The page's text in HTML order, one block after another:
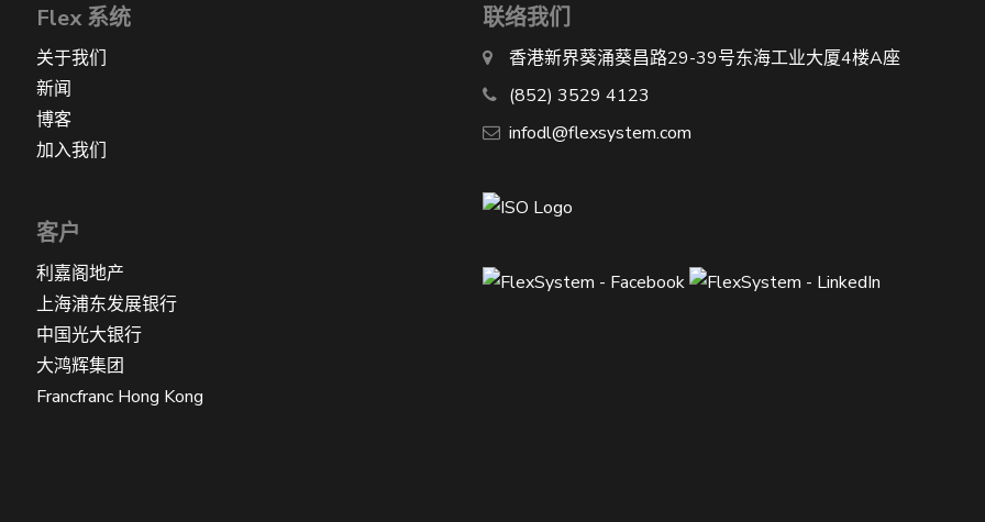
Flex 系统
关于我们
新闻
博客
加入我们
客户
利嘉阁地产
上海浦东发展银行
中国光大银行
大鸿辉集团
Francfranc Hong Kong
联络我们
香港新界葵涌葵昌路29-39号东海工业大厦4楼A座
(852) 3529 4123
infodl@flexsystem.com